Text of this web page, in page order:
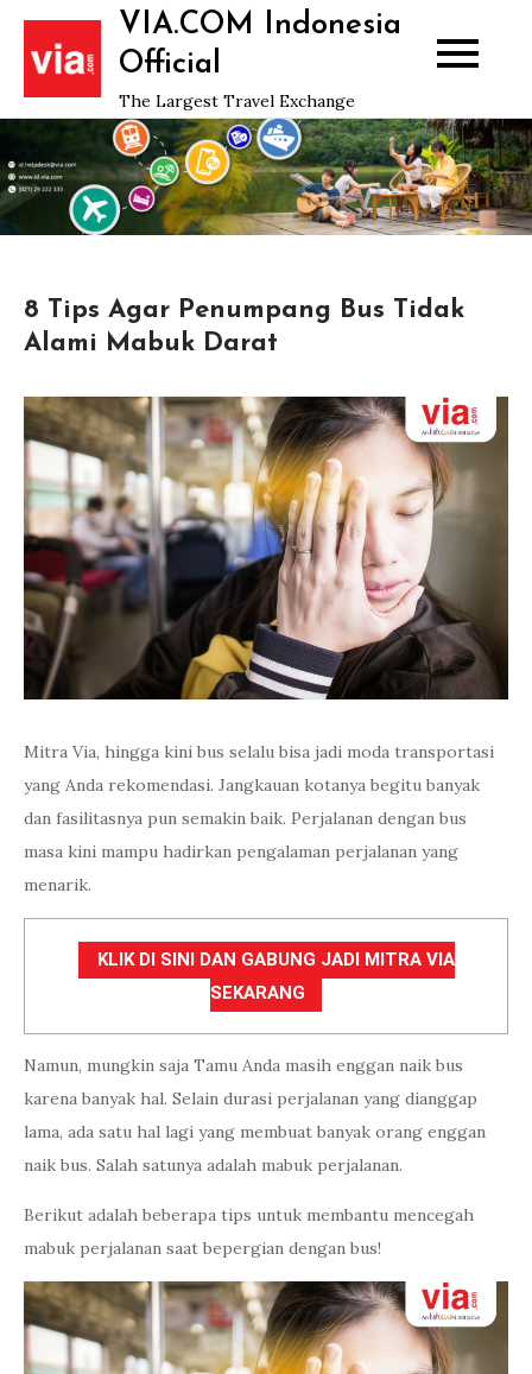
Skip
content
VIA.COM Indonesia
Official
The Largest Travel Exchange
8 Tips Agar Penumpang Bus Tidak
Alami Mabuk Darat
Mitra Via, hingga kini bus selalu bisa jadi moda transportasi
yang Anda rekomendasi. Jangkauan kotanya begitu banyak
dan fasilitasnya pun semakin baik. Perjalanan dengan bus
masa kini mampu hadirkan pengalaman perjalanan yang
menarik.
KLIK DI SINI DAN GABUNG JADI MITRA VIA
SEKARANG
Namun, mungkin saja Tamu Anda masih enggan naik bus
karena banyak hal. Selain durasi perjalanan yang dianggap
lama, ada satu hal lagi yang membuat banyak orang enggan
naik bus. Salah satunya adalah mabuk perjalanan.
Berikut adalah beberapa tips untuk membantu mencegah
mabuk perjalanan saat bepergian dengan bus!